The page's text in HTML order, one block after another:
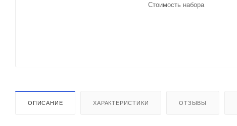
Стоимость набора
ОПИСАНИЕ ХАРАКТЕРИСТИКИ ОТЗЫВЫ